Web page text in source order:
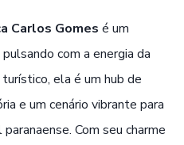
Carlos Gomes é um
com a energia da
ela é um hub de
e um cenário vibrante para
Com seu charme